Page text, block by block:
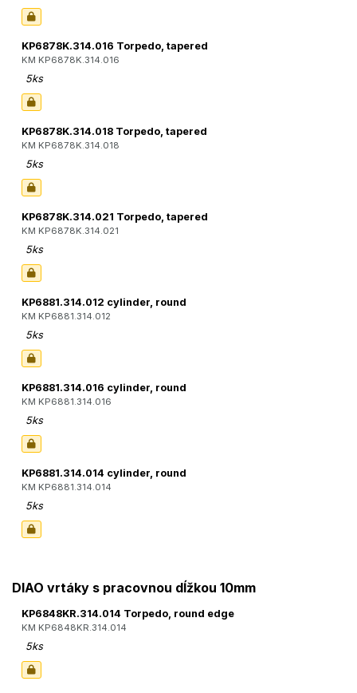
KP6878K.314.016 Torpedo, tapered
KM KP6878K.314.016
5ks
KP6878K.314.018 Torpedo, tapered
KM KP6878K.314.018
5ks
KP6878K.314.021 Torpedo, tapered
KM KP6878K.314.021
5ks
KP6881.314.012 cylinder, round
KM KP6881.314.012
5ks
KP6881.314.016 cylinder, round
KM KP6881.314.016
5ks
KP6881.314.014 cylinder, round
KM KP6881.314.014
5ks
DIAO vrtáky s pracovnou dĺžkou 10mm
KP6848KR.314.014 Torpedo, round edge
KM KP6848KR.314.014
5ks